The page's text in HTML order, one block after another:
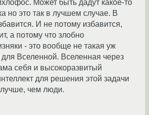
Может быть дадут какое-то
но это так в лучшем случае. В
И не потому избавится,
а потому что злобно
- это вообще не такая уж
Вселенной. Вселенная через
себя и высокоразвитый
для решения этой задачи
лучше, чем люди.